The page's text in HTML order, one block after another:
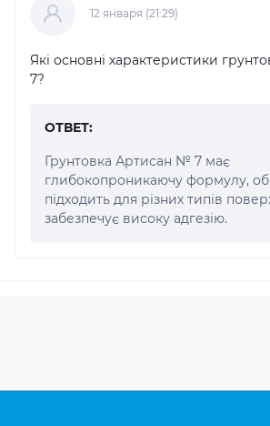
12 января (21:29)
Які основні характеристики
7?
ОТВЕТ:
Грунтовка Артисан № 7 має
глибокопроникаючу формулу,
підходить для різних типів
забезпечує високу адгезію.